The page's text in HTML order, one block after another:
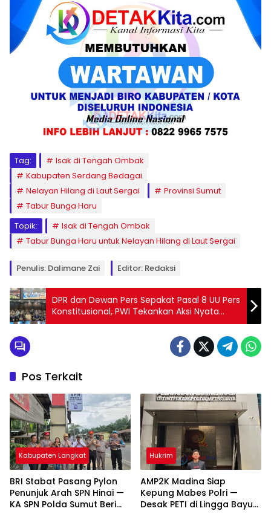
Tag:
Isak di Tengah Ombak
Kabupaten Serdang Bedagai
Nelayan Hilang di Laut Sergai
Provinsi Sumut
Tabur Bunga Haru
Topik:
Isak di Tengah Ombak
Tabur Bunga Haru untuk Nelayan Hilang di Laut Sergai
Penulis: Dalimane Zai Editor: Redaksi
DPR dan Dewan Pers Sepakat Pasal 8 UU Pers
Konstitusional, PWI Tekankan Aksi Nyata
Perlindungan Wartawan di Lapangan
Pos Terkait
Kabupaten Langkat
BRI Stabat Pasang Pylon
Penunjuk Arah SPN Hinai —
KA SPN Polda Sumut Beri
Hukrim
AMP2K Madina Siap
Kepung Mabes Polri —
Desak PETI di Lingga Bayu